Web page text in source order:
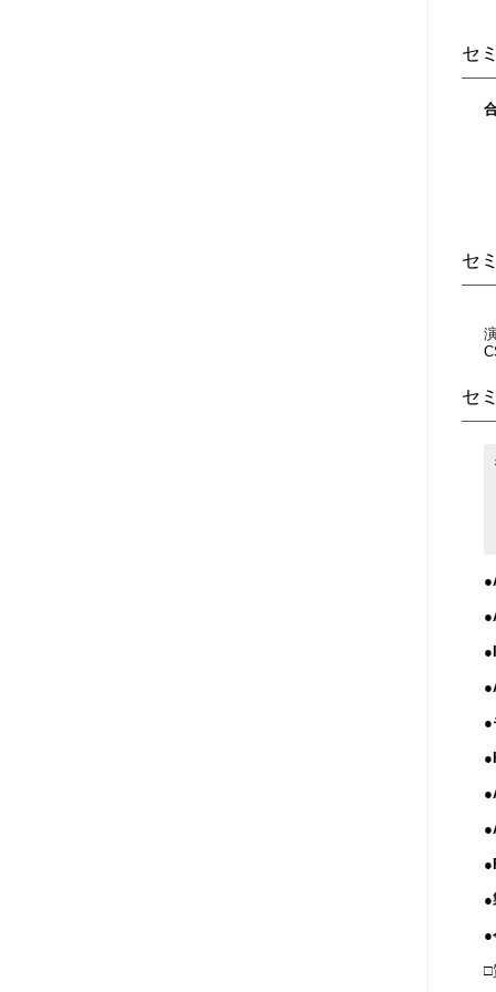
セ
セ
セ
●
●
●
□